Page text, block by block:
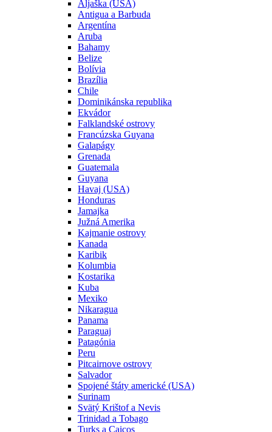
Aljaška (USA)
Antigua a Barbuda
Argentína
Aruba
Bahamy
Belize
Bolívia
Brazília
Chile
Dominikánska republika
Ekvádor
Falklandské ostrovy
Francúzska Guyana
Galapágy
Grenada
Guatemala
Guyana
Havaj (USA)
Honduras
Jamajka
Južná Amerika
Kajmanie ostrovy
Kanada
Karibik
Kolumbia
Kostarika
Kuba
Mexiko
Nikaragua
Panama
Paraguaj
Patagónia
Peru
Pitcairnove ostrovy
Salvador
Spojené štáty americké (USA)
Surinam
Svätý Krištof a Nevis
Trinidad a Tobago
Turks a Caicos